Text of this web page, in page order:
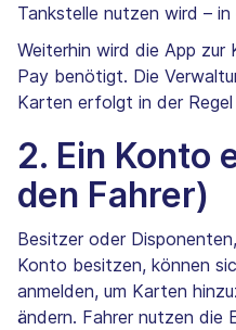
Tankstelle nutzen wird – in
Weiterhin wird die App zur
Pay benötigt. Die
Karten erfolgt in der
2. Ein Konto
den Fahrer)
Besitzer oder
Konto besitzen, können
anmelden, um Karten
ändern. Fahrer nutzen die